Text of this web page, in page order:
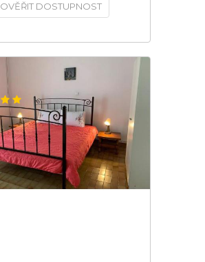
OVĚŘIT DOSTUPNOST